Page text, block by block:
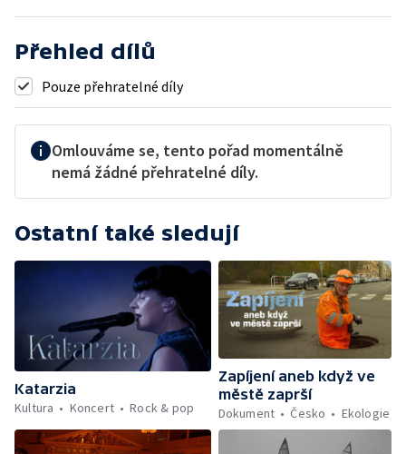
Přehled dílů
Pouze přehratelné díly
Omlouváme se, tento pořad momentálně
nemá žádné přehratelné díly.
Ostatní také sledují
Katarzia
Kultura
Koncert Rock & pop
Zapíjení aneb když ve
městě zaprší
Dokument
Česko Ekologie